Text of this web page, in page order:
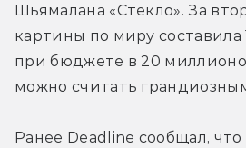
Шьямалана «Стекло». За
картины по миру составила
при бюджете в 20
можно считать
Ранее Deadline сообщал, что